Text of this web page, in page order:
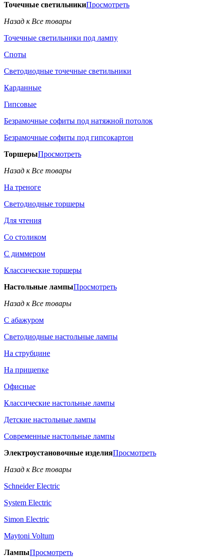
Точечные светильникиПросмотреть
Назад к Все товары
Точечные светильники под лампу
Споты
Светодиодные точечные светильники
Карданные
Гипсовые
Безрамочные софиты под натяжной потолок
Безрамочные софиты под гипсокартон
ТоршерыПросмотреть
Назад к Все товары
На треноге
Светодиодные торшеры
Для чтения
Со столиком
С диммером
Классические торшеры
Настольные лампыПросмотреть
Назад к Все товары
С абажуром
Светодиодные настольные лампы
На струбцине
На прищепке
Офисные
Классические настольные лампы
Детские настольные лампы
Современные настольные лампы
Электроустановочные изделияПросмотреть
Назад к Все товары
Schneider Electric
System Electric
Simon Electric
Maytoni Voltum
ЛампыПросмотреть